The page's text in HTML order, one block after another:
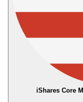
iShares Core